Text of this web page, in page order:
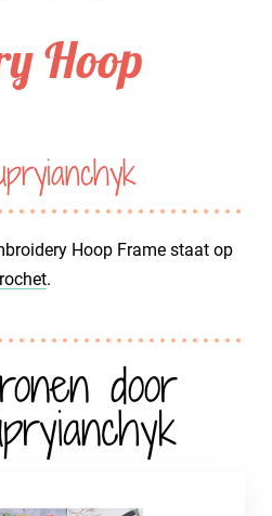
Hoop
Hoop Frame staat op
.
door